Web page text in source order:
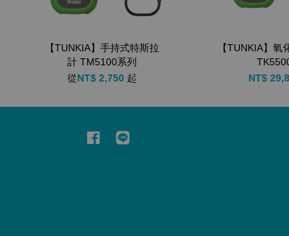
【TUNKIA】手持式特斯拉
計 TM5100系列
從NT$ 2,750 起
【TUNKIA】氧
NT$
Facebook